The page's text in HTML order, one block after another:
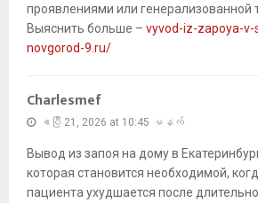
проявлениями или генерализованной
Выяснить больше – vyvod-iz-zapoya-
novgorod-9.ru/
Charlesmef
ဧပြီ 21, 2026 at 10:45 မနက်
Вывод из запоя на дому в
которая становится необходимой,
пациента ухудшается после